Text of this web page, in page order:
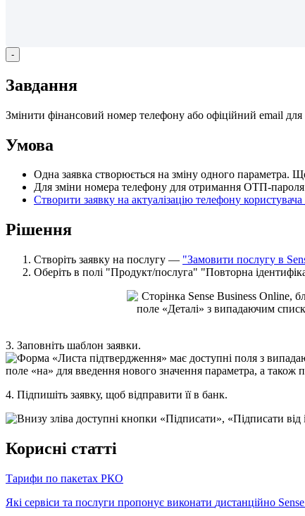
-
Завдання
Змінити фінансовий номер телефону або офіційний email для
Умова
Одна заявка створюється на зміну одного параметра. Щ
Для зміни номера телефону для отримання ОТП-пароля
Створити заявку на актуалізацію телефону користувача
Рішення
Створіть заявку на послугу — "Замовити послугу в
Оберіть в полі "Продукт/послуга" "Повторна ідентифік
3. Заповніть шаблон заявки.
4. Підпишіть заявку, щоб відправити її в банк.
Корисні статті
Тарифи по пакетах РКО
Які сервіси та послуги пропонує виконати дистанційно Sense